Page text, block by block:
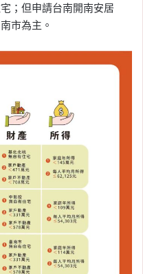
；但申請台南開南安居
市為主。